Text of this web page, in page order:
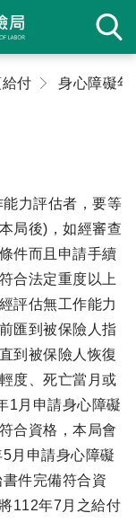
付 身心障礙年
力評估者，要等
局後)，如經審查
件而且申請手續
合法定重度以上
評估無工作能力
匯到被保險人指
到被保險人恢復
度、死亡當月或
1月申請身心障礙
合資格，本局會
月申請身心障礙
件完備符合資
112年7月之給付